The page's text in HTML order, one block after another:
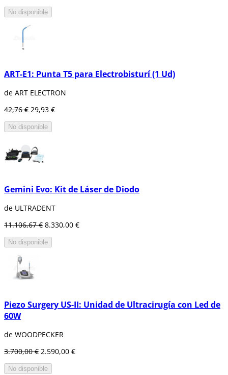
No disponible
ART-E1: Punta T5 para Electrobisturí (1 Ud)
de ART ELECTRON
42,76 € 29,93 €
No disponible
Gemini Evo: Kit de Láser de Diodo
de ULTRADENT
11.106,67 € 8.330,00 €
No disponible
Piezo Surgery US-II: Unidad de Ultracirugía con Led de
60W
de WOODPECKER
3.700,00 € 2.590,00 €
No disponible